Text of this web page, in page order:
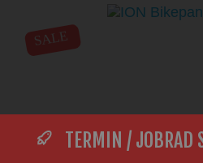
SALE
TERMIN / JOBRAD